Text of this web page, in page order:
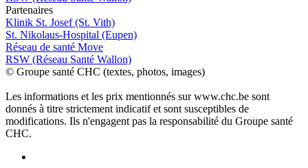
Partenaires
Klinik St. Josef (St. Vith)
St. Nikolaus-Hospital (Eupen)
Réseau de santé Move
RSW (Réseau Santé Wallon)
© Groupe santé CHC (textes, photos, images)
Les informations et les prix mentionnés sur www.chc.be sont
donnés à titre strictement indicatif et sont susceptibles de
modifications. Ils n'engagent pas la responsabilité du Groupe santé
CHC.